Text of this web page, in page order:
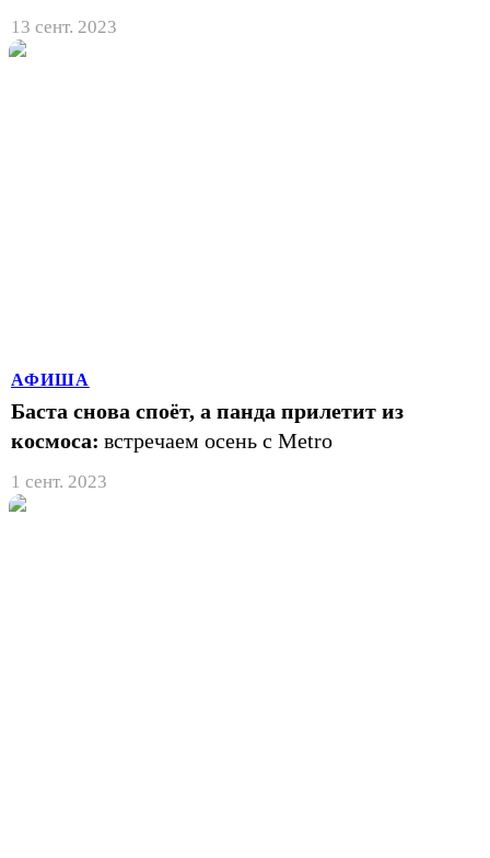
13 сент. 2023
АФИША
Баста снова споёт, а панда прилетит из
космоса: встречаем осень с Metro
1 сент. 2023